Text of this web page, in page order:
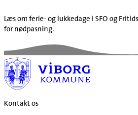
Læs om ferie- og lukkedage i SFO og
for nødpasning.
Kontakt os